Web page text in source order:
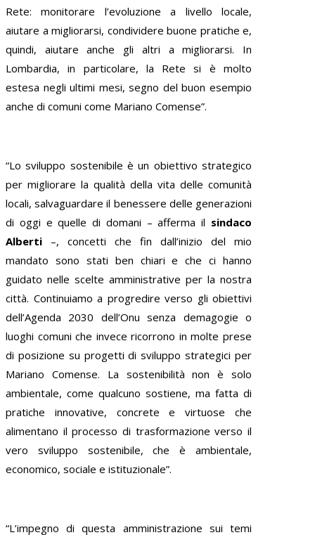
Rete: monitorare l’evoluzione a livello locale,
aiutare a migliorarsi, condividere buone pratiche e,
quindi, aiutare anche gli altri a migliorarsi. In
Lombardia, in particolare, la Rete si è molto
estesa negli ultimi mesi, segno del buon esempio
anche di comuni come Mariano Comense”.
“Lo sviluppo sostenibile è un obiettivo strategico
per migliorare la qualità della vita delle comunità
locali, salvaguardare il benessere delle generazioni
di oggi e quelle di domani – afferma il sindaco
Alberti –, concetti che fin dall’inizio del mio
mandato sono stati ben chiari e che ci hanno
guidato nelle scelte amministrative per la nostra
città. Continuiamo a progredire verso gli obiettivi
dell’Agenda 2030 dell’Onu senza demagogie o
luoghi comuni che invece ricorrono in molte prese
di posizione su progetti di sviluppo strategici per
Mariano Comense. La sostenibilità non è solo
ambientale, come qualcuno sostiene, ma fatta di
pratiche innovative, concrete e virtuose che
alimentano il processo di trasformazione verso il
vero sviluppo sostenibile, che è ambientale,
economico, sociale e istituzionale”.
“L’impegno di questa amministrazione sui temi